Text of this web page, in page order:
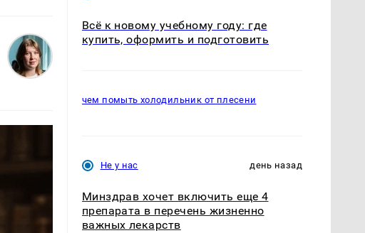
Всё к новому учебному году: где
купить, оформить и подготовить
чем помыть холодильник от плесени
Не у нас день назад
Минздрав хочет включить еще 4
препарата в перечень жизненно
важных лекарств